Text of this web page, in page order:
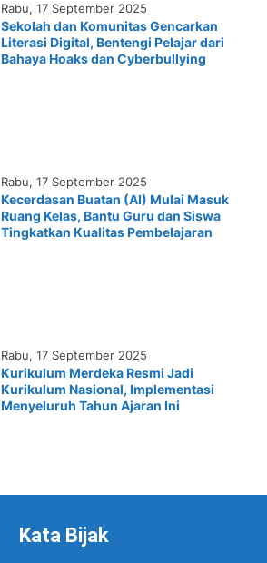
Rabu, 17 September 2025
Sekolah dan Komunitas Gencarkan
Literasi Digital, Bentengi Pelajar dari
Bahaya Hoaks dan Cyberbullying
Rabu, 17 September 2025
Kecerdasan Buatan (AI) Mulai Masuk
Ruang Kelas, Bantu Guru dan Siswa
Tingkatkan Kualitas Pembelajaran
Rabu, 17 September 2025
Kurikulum Merdeka Resmi Jadi
Kurikulum Nasional, Implementasi
Menyeluruh Tahun Ajaran Ini
Kata Bijak